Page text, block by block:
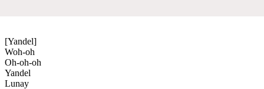
[Yandel]
Woh-oh
Oh-oh-oh
Yandel
Lunay